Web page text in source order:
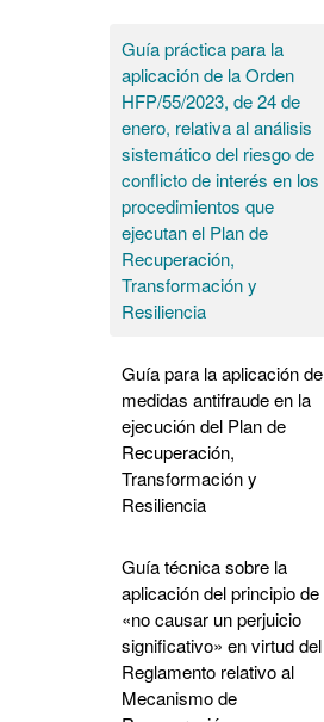
Guía práctica para la
aplicación de la Orden
HFP/55/2023, de 24 de
enero, relativa al análisis
sistemático del riesgo de
conflicto de interés en los
procedimientos que
ejecutan el Plan de
Recuperación,
Transformación y
Resiliencia
Guía para la aplicación de
medidas antifraude en la
ejecución del Plan de
Recuperación,
Transformación y
Resiliencia
Guía técnica sobre la
aplicación del principio de
«no causar un perjuicio
significativo» en virtud del
Reglamento relativo al
Mecanismo de